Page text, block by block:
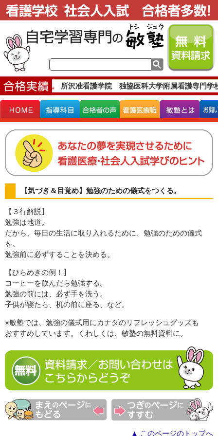
合格実績です。 所沢准看護学院 独協医科大学附属看護専門
【気づき＆目覚め】勉強のための儀式をつくる。
【３行解説】
勉強は地道。
だから、毎日の生活に取り入れるために、勉強のための儀式
を。
勉強前に必ずすることを決める。
【ひらめきの例！】
コーヒーを飲んだら勉強する。
勉強の前には、必ず手を洗う。
子供が寝たら、机の前に座る、など。
※敏塾では、勉強の儀式用にカナダのリフレッシュグッズも
おすすめしています。くわしくは、敏塾の無料資料に。
▲ このページのトップへ